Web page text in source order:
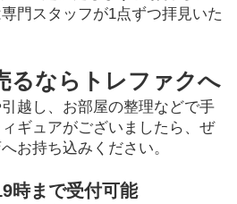
門スタッフが1点ずつ拝見いた
るならトレファクへ
越し、お部屋の整理などで手
ギュアがございましたら、ぜ
お持ち込みください。
時まで受付可能